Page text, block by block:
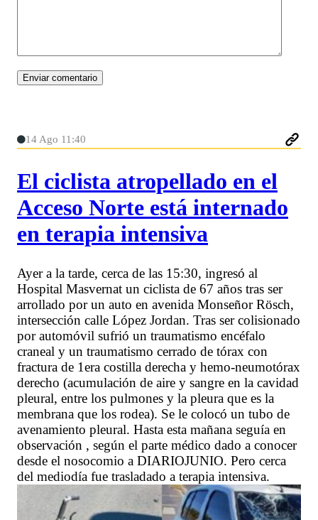
14 Ago 11:40
El ciclista atropellado en el
Acceso Norte está internado
en terapia intensiva
Ayer a la tarde, cerca de las 15:30, ingresó al
Hospital Masvernat un ciclista de 67 años tras ser
arrollado por un auto en avenida Monseñor Rösch,
intersección calle López Jordan. Tras ser colisionado
por automóvil sufrió un traumatismo encéfalo
craneal y un traumatismo cerrado de tórax con
fractura de 1era costilla derecha y hemo-neumotórax
derecho (acumulación de aire y sangre en la cavidad
pleural, entre los pulmones y la pleura que es la
membrana que los rodea). Se le colocó un tubo de
avenamiento pleural. Hasta esta mañana seguía en
observación , según el parte médico dado a conocer
desde el nosocomio a DIARIOJUNIO. Pero cerca
del mediodía fue trasladado a terapia intensiva.